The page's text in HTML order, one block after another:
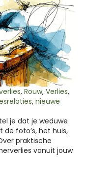
, Rouw, Verlies,
, nieuwe
je dat je weduwe
foto’s, het huis,
praktische
vanuit jouw